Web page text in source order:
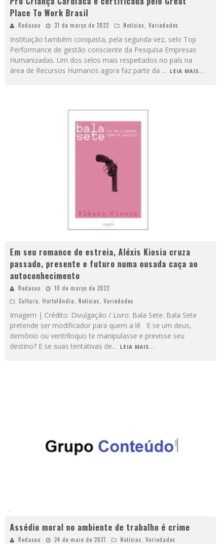
Place To Work Brasil
Redacao 31 de março de 2022 Notícias, Variedades
Instituição também conquista, pela segunda vez, selo Top
Performance de gestão consciente da Pesquisa Empresas
Humanizadas. Um dos selos mais respeitados no país na
área de Recursos Humanos agora faz parte da ... LEIA MAIS...
Em seu romance de estreia, Aléxis Kiosia cruza
passado, presente e futuro numa ousada caça ao
autoconhecimento
Redacao
10 de março de 2022
Cultura
Hortolândia Notícias Variedades
Imagem | Crédito: Divulgação / Livro: Bala Sete. Bala Sete
pretende ser modificador para quem a lê E se um deus,
demônio ou ventríloquo te manipulasse e previsse seu
destino? E se suas tentativas de... LEIA MAIS...
Assédio moral no ambiente de trabalho é crime
Redacao 24 de maio de 2021 Notícias Variedades